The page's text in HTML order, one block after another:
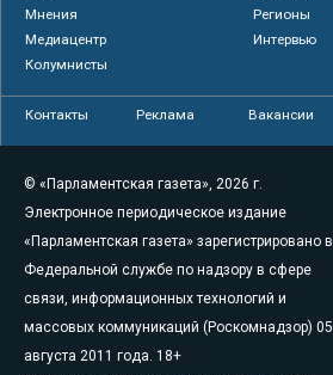
Мнения
Регионы
Медиацентр
Интервью
Колумнисты
Контакты Реклама Вакансии
© «Парламентская газета», 2026 г.
Электронное периодическое издание
«Парламентская газета» зарегистрировано в
Федеральной службе по надзору в сфере
связи, информационных технологий и
массовых коммуникаций (Роскомнадзор) 05
августа 2011 года. 18+